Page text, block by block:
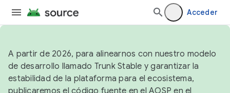
Acceder
A partir de 2026, para alinearnos con nuestro modelo
de desarrollo llamado Trunk Stable y garantizar la
estabilidad de la plataforma para el ecosistema,
publicaremos el código fuente en el AOSP en el